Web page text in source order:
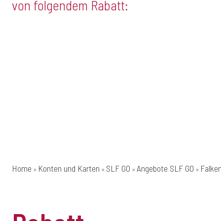
von folgendem Rabatt:
Home Konten und Karten SLF GO Angebote SLF GO